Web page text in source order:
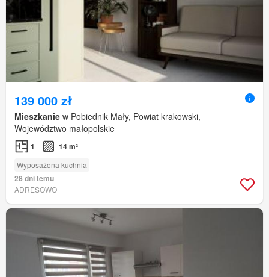
139 000 zł
Mieszkanie w Pobiednik Mały, Powiat krakowski,
Województwo małopolskie
1 14 m²
Wyposażona kuchnia
28 dni temu
ADRESOWO